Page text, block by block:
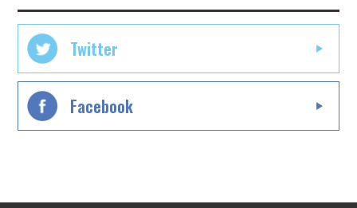
Twitter
Facebook